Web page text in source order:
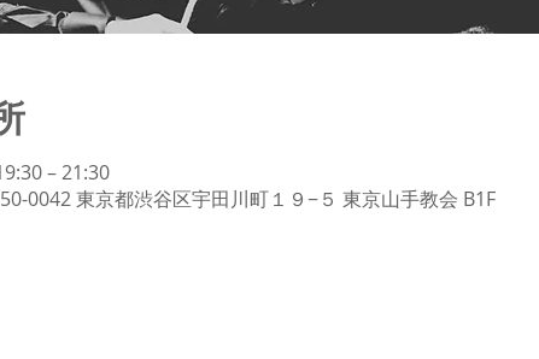
– 21:30
0042 東京都渋谷区宇田川町１９−５ 東京山手教会 B1F